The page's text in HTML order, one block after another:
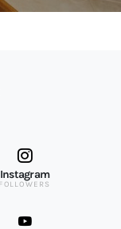
Instagram
FOLLOWERS